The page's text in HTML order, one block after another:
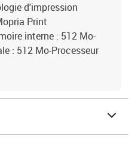
d'impression
Print
interne : 512 Mo-
: 512 Mo-Processeur